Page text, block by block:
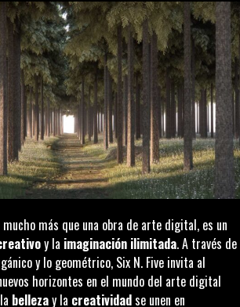
mucho más que una obra de arte digital, es un
y la imaginación ilimitada. A través de
y lo geométrico, Six N. Five invita al
horizontes en el mundo del arte digital
bellezay la creatividadse unen en